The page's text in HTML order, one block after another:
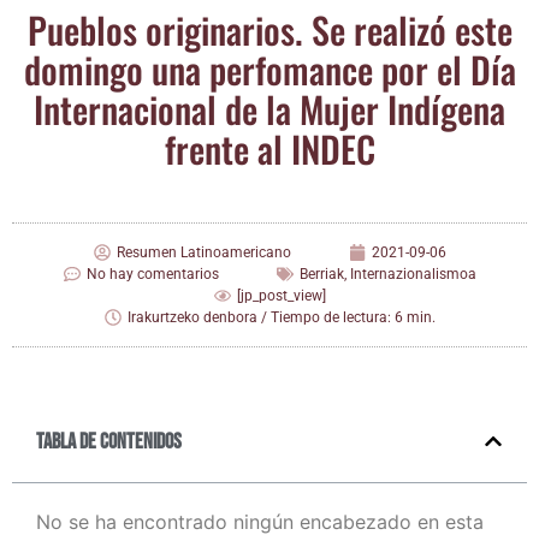
Pue­blos ori­gi­na­rios. Se reali­zó este
domin­go una per­fo­man­ce por el Día
Inter­na­cio­nal de la Mujer Indí­ge­na
fren­te al INDEC
Resumen Latinoamericano
2021-09-06
No hay comentarios
Berriak, Internazionalismoa
[jp_post_view]
Irakurtzeko denbora / Tiempo de lectura: 6 min.
Tabla de contenidos
No se ha encontrado ningún encabezado en esta